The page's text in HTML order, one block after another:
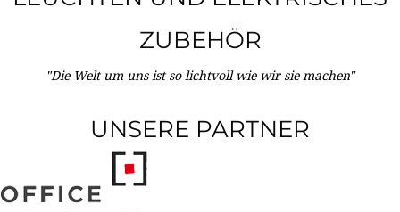
ZUBEHÖR
"Die Welt um uns ist so lichtvoll wie wir sie machen"
UNSERE PARTNER